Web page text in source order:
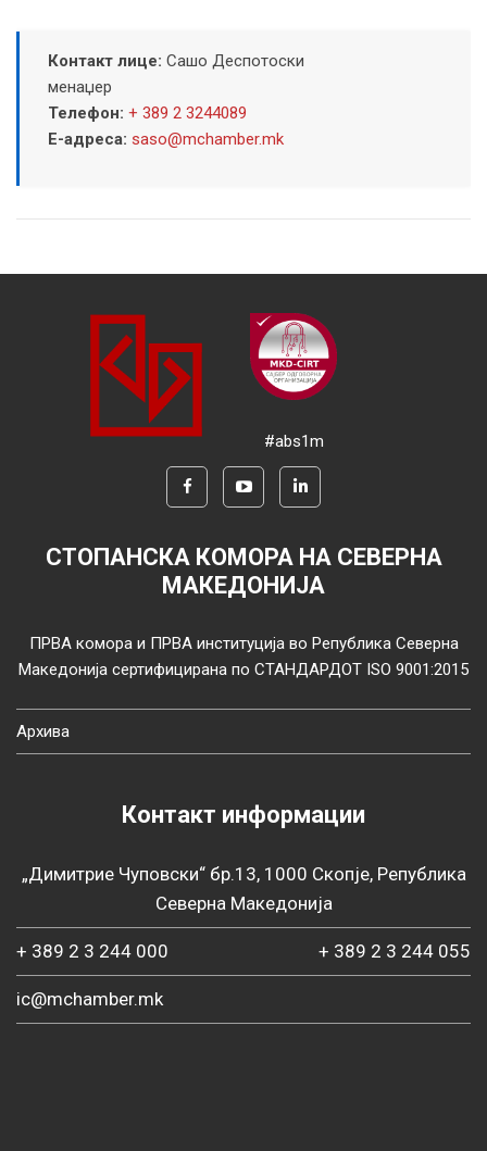
Контакт лице: Сашо Деспотоски
менаџер
Телефон: + 389 2 3244089
Е-адреса: saso@mchamber.mk
#abs1m
СТОПАНСКА КОМОРА НА СЕВЕРНА
МАКЕДОНИЈА
ПРВА комора и ПРВА институција во Република Северна
Македонија сертифицирана по СТАНДАРДОТ ISO 9001:2015
Архива
Контакт информации
„Димитрие Чуповски“ бр.13, 1000 Скопје, Република
Северна Македонија
+ 389 2 3 244 000 + 389 2 3 244 055
ic@mchamber.mk